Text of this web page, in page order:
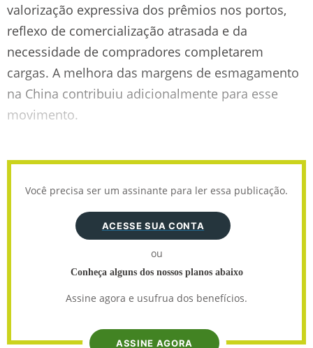
valorização expressiva dos prêmios nos portos,
reflexo de comercialização atrasada e da
necessidade de compradores completarem
cargas. A melhora das margens de esmagamento
na China contribuiu adicionalmente para esse
movimento.
Você precisa ser um assinante para ler essa publicação.
ACESSE SUA CONTA
ou
Conheça alguns dos nossos planos abaixo
Assine agora e usufrua dos benefícios.
ASSINE AGORA